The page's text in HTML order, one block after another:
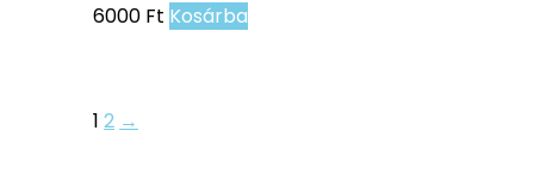
6000 Ft Kosárba
1 2 →